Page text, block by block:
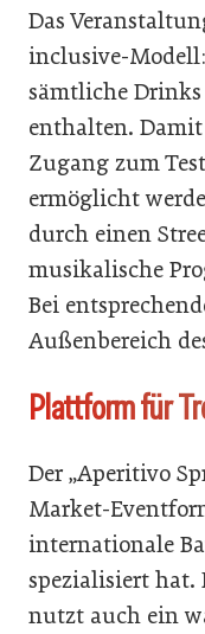
Das
inclusive-
sämtliche
enthalten.
Zugang zum
ermöglicht
durch einen
musikalische
Bei
Außenbereich
Plattform für
Der „Aperitivo
Market-
internationale
spezialisiert hat.
nutzt auch ein